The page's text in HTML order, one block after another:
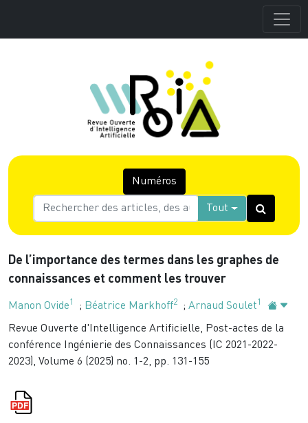
Numéros
Tout
De l’importance des termes dans les graphes de
connaissances et comment les trouver
Manon Ovide 1 ; Béatrice Markhoff2 ; Arnaud Soulet 1
Revue Ouverte d'Intelligence Artificielle, Post-actes de la
conférence Ingénierie des Connaissances (IC 2021-2022-
2023), Volume 6 (2025) no. 1-2, pp. 131-155